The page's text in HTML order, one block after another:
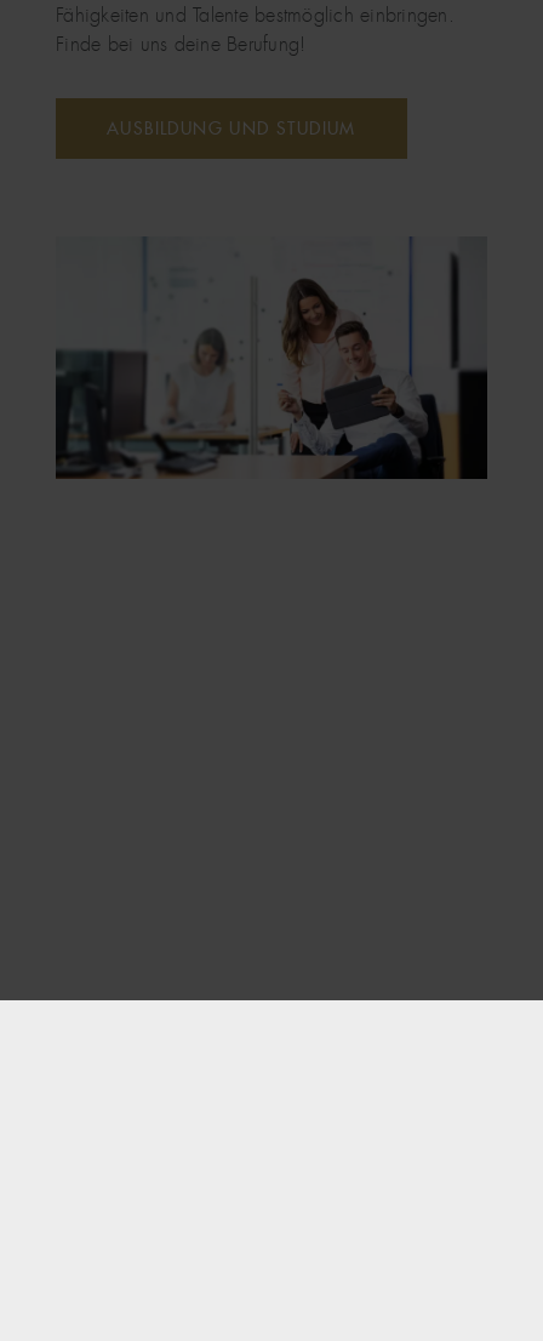
Fähigkeiten und Talente bestmöglich einbringen.
Finde bei uns deine Berufung!
AUSBILDUNG UND STUDIUM